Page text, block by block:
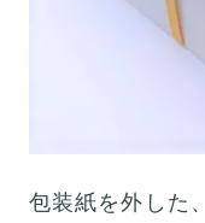
包装紙を外した